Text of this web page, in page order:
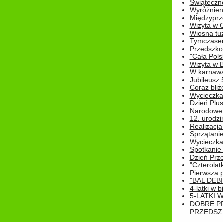
Wizyta w
Wiosna
"Cała
Wizyta w
W
Jubileusz
Coraz
Dzień
12.
Spotkanie
Dzień
Pierwsza
"BAL
4-latki w
5-LATKI
DOBRE